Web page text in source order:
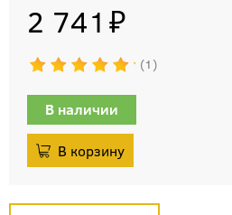
2 741
1
В наличии